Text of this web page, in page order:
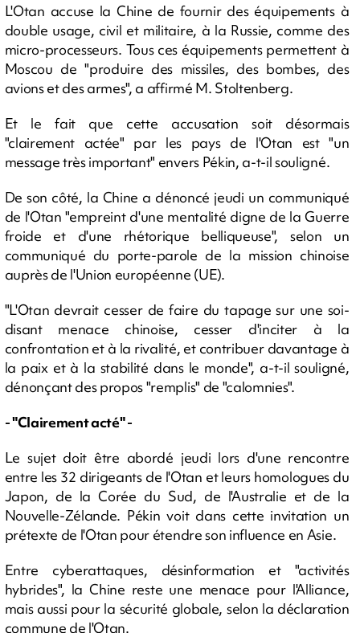
L'Otan accuse la Chine de fournir des équipements à
double usage, civil et militaire, à la Russie, comme des
micro-processeurs. Tous ces équipements permettent à
Moscou de "produire des missiles, des bombes, des
avions et des armes", a affirmé M. Stoltenberg.
Et le fait que cette accusation soit désormais
"clairement actée" par les pays de l'Otan est "un
message très important" envers Pékin, a-t-il souligné.
De son côté, la Chine a dénoncé jeudi un communiqué
de l'Otan "empreint d'une mentalité digne de la Guerre
froide et d'une rhétorique belliqueuse", selon un
communiqué du porte-parole de la mission chinoise
auprès de l'Union européenne (UE).
"L'Otan devrait cesser de faire du tapage sur une soi-
disant menace chinoise, cesser d'inciter à la
confrontation et à la rivalité, et contribuer davantage à
la paix et à la stabilité dans le monde", a-t-il souligné,
dénonçant des propos "remplis" de "calomnies".
- "Clairement acté" -
Le sujet doit être abordé jeudi lors d'une rencontre
entre les 32 dirigeants de l'Otan et leurs homologues du
Japon, de la Corée du Sud, de l'Australie et de la
Nouvelle-Zélande. Pékin voit dans cette invitation un
prétexte de l'Otan pour étendre son influence en Asie.
Entre cyberattaques, désinformation et "activités
hybrides", la Chine reste une menace pour l'Alliance,
mais aussi pour la sécurité globale, selon la déclaration
commune de l'Otan.